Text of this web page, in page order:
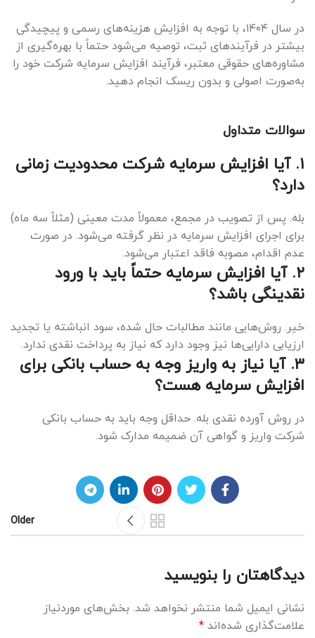
در سال ۱۴۰۴، با توجه به افزایش هزینه‌های رسمی و پیچیدگی
بیشتر در فرآیندهای ثبت، توصیه می‌شود حتماً با بهره‌گیری از
مشاوره‌های حقوقی معتبر، فرآیند افزایش سرمایه شرکت خود را
به‌صورت اصولی و بدون ریسک انجام دهید.
سوالات متداول
۱. آیا افزایش سرمایه شرکت محدودیت زمانی
دارد؟
بله. پس از تصویب در مجمع، معمولاً مدت معینی (مثلاً سه ماه)
برای اجرای افزایش سرمایه در نظر گرفته می‌شود. در صورت
عدم اقدام، مصوبه فاقد اعتبار می‌شود.
۲. آیا افزایش سرمایه حتماً باید با ورود
نقدینگی باشد؟
خیر. روش‌هایی مانند مطالبات حال شده، سود انباشته یا تجدید
ارزیابی دارایی‌ها نیز وجود دارد که نیاز به پرداخت نقدی ندارد.
۳. آیا نیاز به واریز وجه به حساب بانکی برای
افزایش سرمایه هست؟
در روش آورده نقدی بله. حداقل وجه باید به حساب بانکی
شرکت واریز و گواهی آن ضمیمه مدارک شود.
Older
دیدگاهتان را بنویسید
نشانی ایمیل شما منتشر نخواهد شد. بخش‌های موردنیاز
علامت‌گذاری شده‌اند*